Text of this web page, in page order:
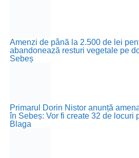
Amenzi de până la 2.500 de lei
abandonează resturi vegetale pe
Sebeș
Primarul Dorin Nistor anunță
în Sebeș: Vor fi create 32 de locuri
Blaga